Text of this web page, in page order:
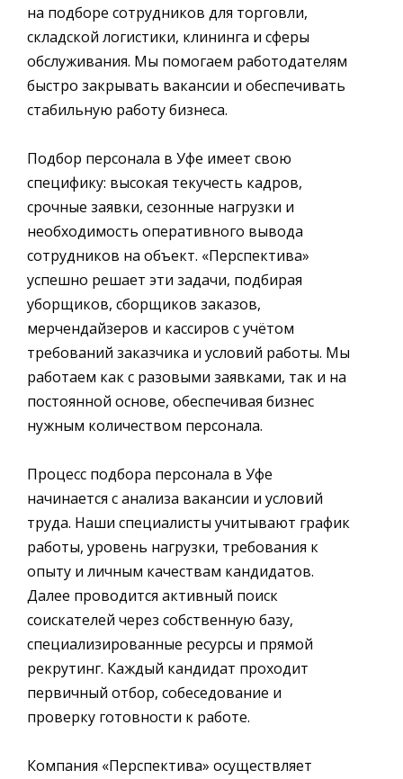
на подборе сотрудников для торговли,
складской логистики, клининга и сферы
обслуживания. Мы помогаем работодателям
быстро закрывать вакансии и обеспечивать
стабильную работу бизнеса.
Подбор персонала в Уфе имеет свою
специфику: высокая текучесть кадров,
срочные заявки, сезонные нагрузки и
необходимость оперативного вывода
сотрудников на объект. «Перспектива»
успешно решает эти задачи, подбирая
уборщиков, сборщиков заказов,
мерчендайзеров и кассиров с учётом
требований заказчика и условий работы. Мы
работаем как с разовыми заявками, так и на
постоянной основе, обеспечивая бизнес
нужным количеством персонала.
Процесс подбора персонала в Уфе
начинается с анализа вакансии и условий
труда. Наши специалисты учитывают график
работы, уровень нагрузки, требования к
опыту и личным качествам кандидатов.
Далее проводится активный поиск
соискателей через собственную базу,
специализированные ресурсы и прямой
рекрутинг. Каждый кандидат проходит
первичный отбор, собеседование и
проверку готовности к работе.
Компания «Перспектива» осуществляет